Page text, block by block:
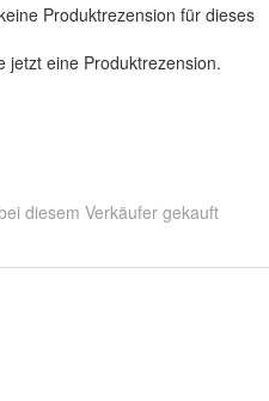
Produktrezension für dieses
jetzt eine Produktrezension.
diesem Verkäufer gekauft